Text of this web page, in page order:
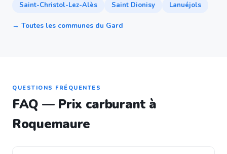
Saint-Christol-Lez-Alès
Saint Dionisy Lanuéjols
→ Toutes les communes du Gard
QUESTIONS FRÉQUENTES
FAQ — Prix carburant à
Roquemaure